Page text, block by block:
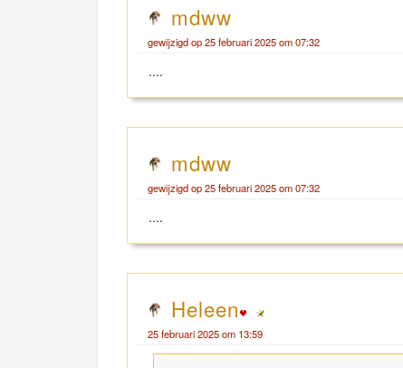
mdww
gewijzigd op 25 februari 2025 om 07:32
....
mdww
gewijzigd op 25 februari 2025 om 07:32
....
Heleen
25 februari 2025 om 13:59